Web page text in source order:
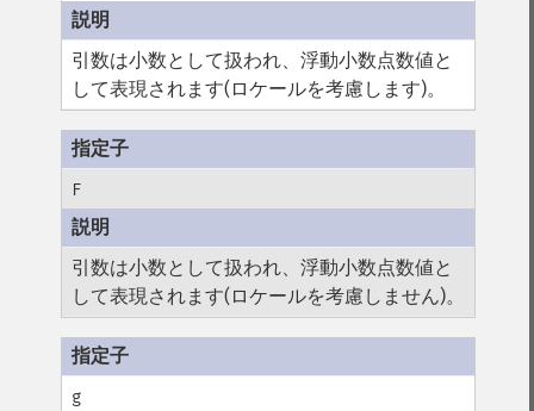
引数は小数として扱われ、浮動小数点数値と
して表現されます(ロケールを考慮します)。
F
引数は小数として扱われ、浮動小数点数値と
して表現されます(ロケールを考慮しません)。
g